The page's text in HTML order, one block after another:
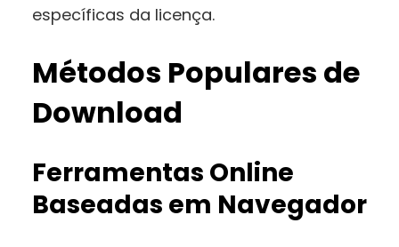
específicas da licença.
Métodos Populares de
Download
Ferramentas Online
Baseadas em Navegador